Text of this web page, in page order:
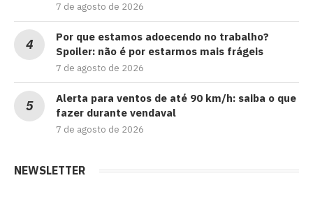
7 de agosto de 2026
Por que estamos adoecendo no trabalho?
Spoiler: não é por estarmos mais frágeis
7 de agosto de 2026
Alerta para ventos de até 90 km/h: saiba o que
fazer durante vendaval
7 de agosto de 2026
NEWSLETTER